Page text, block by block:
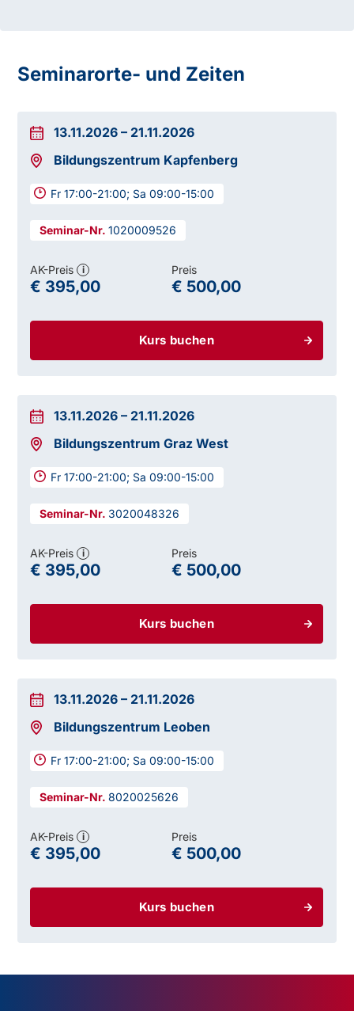
Seminarorte- und Zeiten
13.11.2026 – 21.11.2026
Bildungszentrum Kapfenberg
Fr 17:00-21:00; Sa 09:00-15:00
1020009526
Kurs buchen
AK-Preis i
€ 395,00
Preis
€ 500,00
13.11.2026 – 21.11.2026
Bildungszentrum Graz West
Fr 17:00-21:00; Sa 09:00-15:00
3020048326
Kurs buchen
AK-Preis i
€ 395,00
Preis
€ 500,00
13.11.2026 – 21.11.2026
Bildungszentrum Leoben
Fr 17:00-21:00; Sa 09:00-15:00
8020025626
Kurs buchen
AK-Preis i
€ 395,00
Preis
€ 500,00